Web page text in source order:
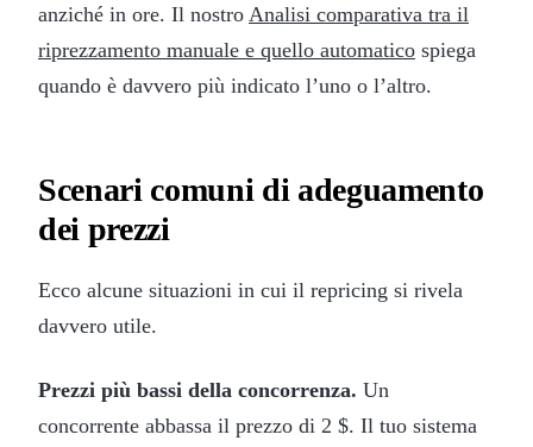
anziché in ore. Il nostro Analisi comparativa tra il
riprezzamento manuale e quello automatico spiega
quando è davvero più indicato l’uno o l’altro.
Scenari comuni di adeguamento
dei prezzi
Ecco alcune situazioni in cui il repricing si rivela
davvero utile.
Prezzi più bassi della concorrenza. Un
concorrente abbassa il prezzo di 2 $. Il tuo sistema